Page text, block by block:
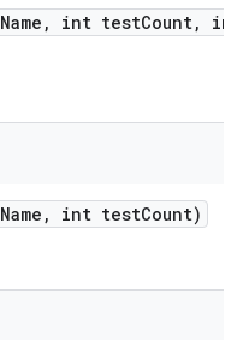
Name , int testCount,
int
Name , int testCount)